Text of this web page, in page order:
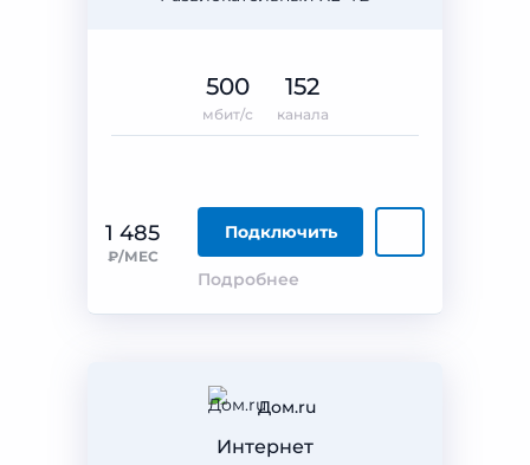
1 485
₽/МЕС
Подключить
Подробнее
500
мбит/с
152
канала
Дом.ru
Интернет